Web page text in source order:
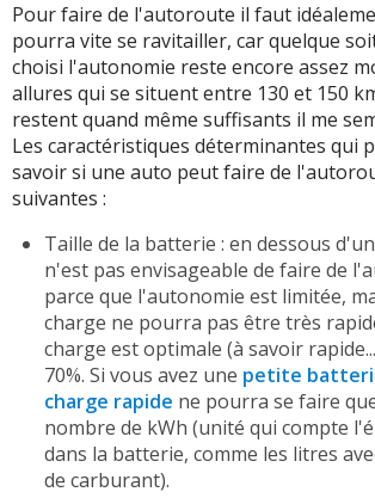
Pour faire de l'autoroute il faut
pourra vite se ravitailler, car quelque
choisi l'autonomie reste encore assez
allures qui se situent entre 130 et 150
restent quand même suffisants il me
Les caractéristiques déterminantes qui
savoir si une auto peut faire de
suivantes :
Taille de la batterie : en dessous
n'est pas envisageable de faire de
parce que l'autonomie est limitée,
charge ne pourra pas être très
charge est optimale (à savoir
70%. Si vous avez une petite
charge rapide ne pourra se faire
nombre de kWh (unité qui compte
dans la batterie, comme les litres
de carburant).